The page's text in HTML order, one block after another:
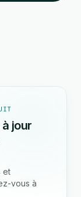
jour
et
vous à